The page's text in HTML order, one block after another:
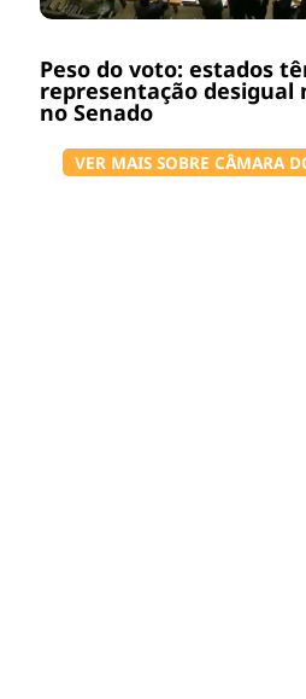
Peso do voto: estados
representação desigual
no Senado
VER MAIS SOBRE CÂMARA